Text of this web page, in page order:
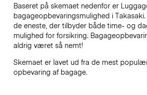
Baseret på skemaet nedenfor er
bagageopbevaringsmulighed i Takasaki
de eneste, der tilbyder både time- og
mulighed for forsikring.
aldrig været så nemt!
Skemaet er lavet ud fra de mest
opbevaring af bagage.